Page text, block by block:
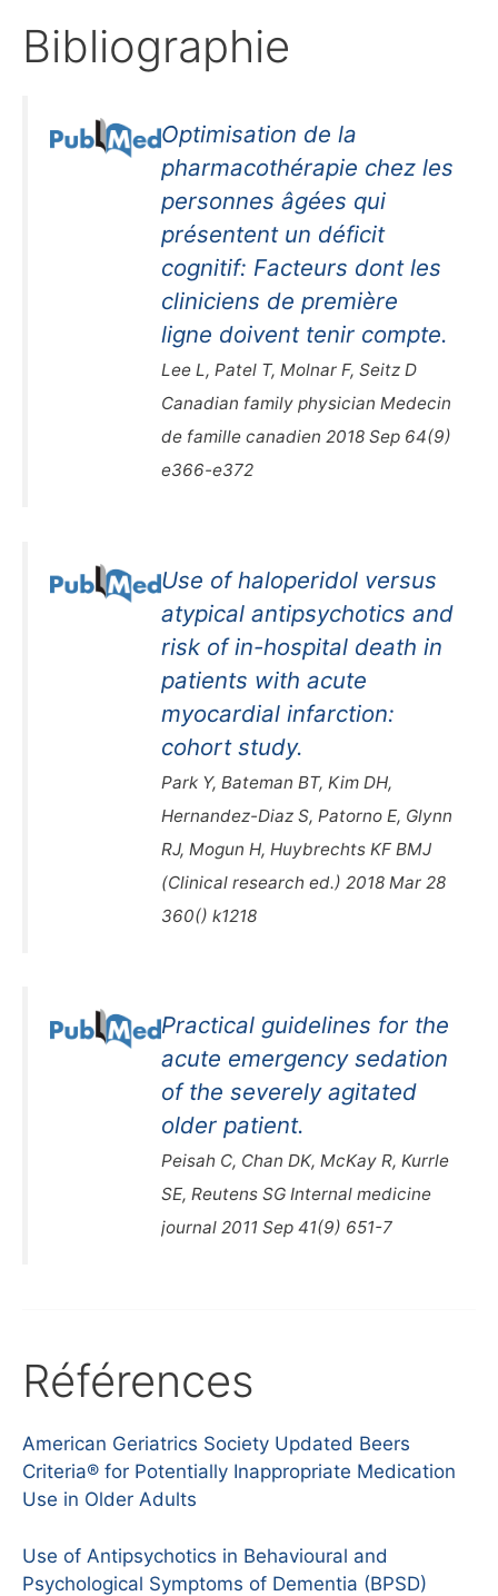
Bibliographie
Optimisation de la
pharmacothérapie chez les
personnes âgées qui
présentent un déficit
cognitif: Facteurs dont les
cliniciens de première
ligne doivent tenir compte.
Lee L, Patel T, Molnar F, Seitz D
Canadian family physician Medecin
de famille canadien 2018 Sep 64(9)
e366-e372
Use of haloperidol versus
atypical antipsychotics and
risk of in-hospital death in
patients with acute
myocardial infarction:
cohort study.
Park Y, Bateman BT, Kim DH,
Hernandez-Diaz S, Patorno E, Glynn
RJ, Mogun H, Huybrechts KF BMJ
(Clinical research ed.) 2018 Mar 28
360() k1218
Practical guidelines for the
acute emergency sedation
of the severely agitated
older patient.
Peisah C, Chan DK, McKay R, Kurrle
SE, Reutens SG Internal medicine
journal 2011 Sep 41(9) 651-7
Références
American Geriatrics Society Updated Beers
Criteria® for Potentially Inappropriate Medication
Use in Older Adults
Use of Antipsychotics in Behavioural and
Psychological Symptoms of Dementia (BPSD)